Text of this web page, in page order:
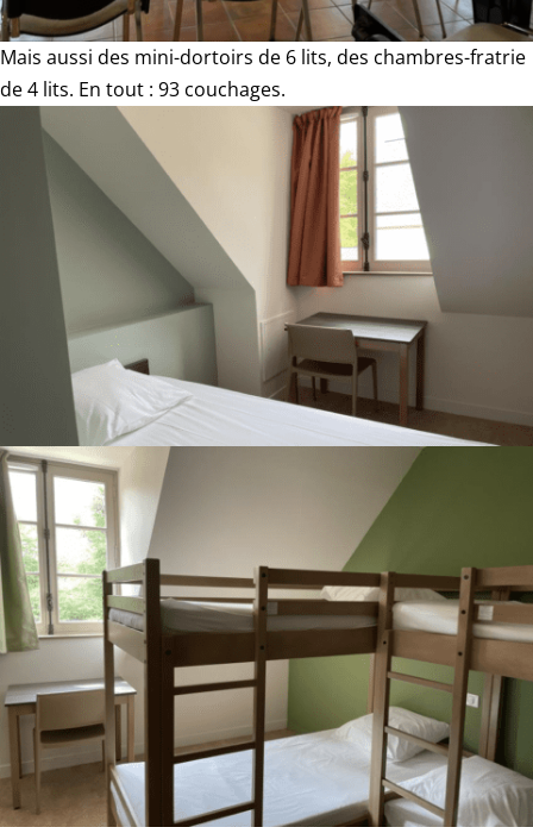
Mais aussi des mini-dortoirs de 6 lits, des chambres-fratrie
de 4 lits. En tout : 93 couchages.